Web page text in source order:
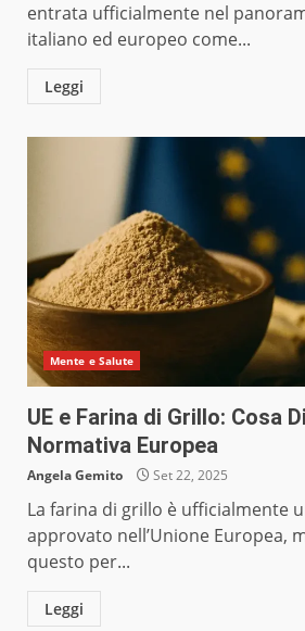
entrata ufficialmente nel
italiano ed europeo come...
Leggi
Mente e Salute
UE e Farina di Grillo: Cosa
Normativa Europea
Angela Gemito Set 22, 2025
La farina di grillo è ufficialmente
approvato nell’Unione Europea,
questo per...
Leggi